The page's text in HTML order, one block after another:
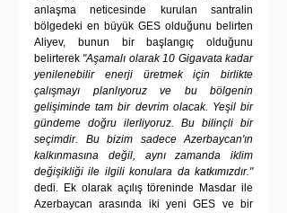
anlaşma neticesinde kurulan santralin
bölgedeki en büyük GES olduğunu belirten
Aliyev, bunun bir başlangıç olduğunu
belirterek "Aşamalı olarak 10 Gigavata kadar
yenilenebilir enerji üretmek için birlikte
çalışmayı planlıyoruz ve bu bölgenin
gelişiminde tam bir devrim olacak. Yeşil bir
gündeme doğru ilerliyoruz. Bu bilinçli bir
seçimdir. Bu bizim sadece Azerbaycan'ın
kalkınmasına değil, aynı zamanda iklim
değişikliği ile ilgili konulara da katkımızdır."
dedi. Ek olarak açılış töreninde Masdar ile
Azerbaycan arasında iki yeni GES ve bir